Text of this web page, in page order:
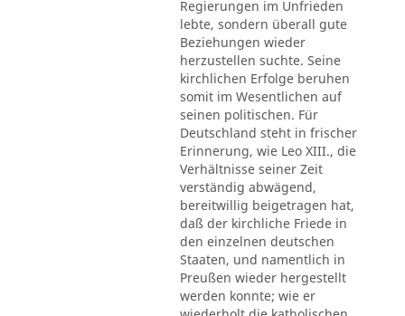
Regierungen im Unfrieden
lebte, sondern überall gute
Beziehungen wieder
herzustellen suchte. Seine
kirchlichen Erfolge beruhen
somit im Wesentlichen auf
seinen politischen. Für
Deutschland steht in frischer
Erinnerung, wie Leo XIII., die
Verhältnisse seiner Zeit
verständig abwägend,
bereitwillig beigetragen hat,
daß der kirchliche Friede in
den einzelnen deutschen
Staaten, und namentlich in
Preußen wieder hergestellt
werden konnte; wie er